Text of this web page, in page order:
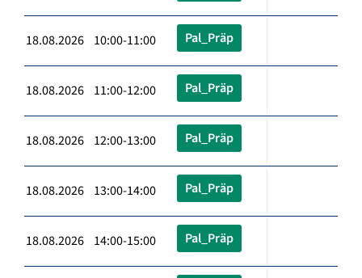
18.08.2026 10:00-11:00 Pal_Präp
18.08.2026 11:00-12:00 Pal_Präp
18.08.2026 12:00-13:00 Pal_Präp
18.08.2026 13:00-14:00 Pal_Präp
18.08.2026 14:00-15:00 Pal_Präp